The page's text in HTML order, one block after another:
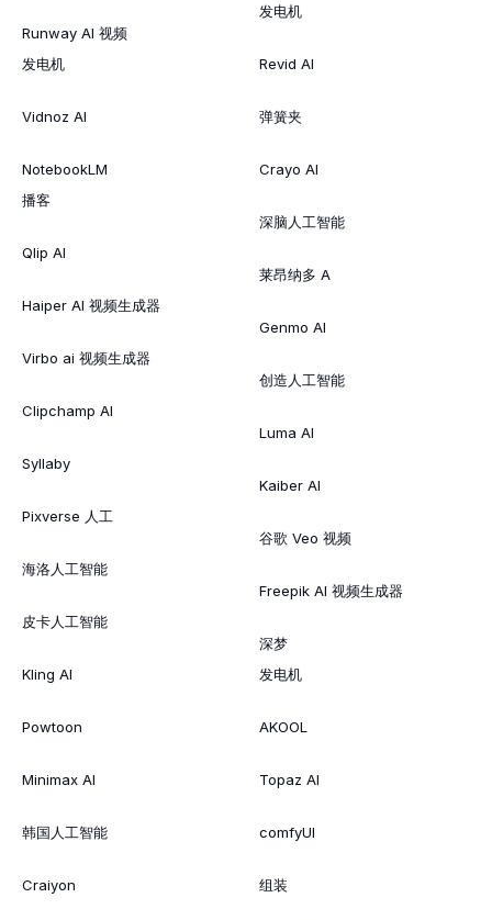
Runway AI 视频
发电机
Vidnoz AI
NotebookLM
播客
Qlip AI
Haiper AI 视频生成器
Virbo ai 视频生成器
Clipchamp AI
Syllaby
Pixverse 人工
海洛人工智能
皮卡人工智能
Kling AI
Powtoon
Minimax AI
韩国人工智能
Craiyon
发电机
Revid AI
弹簧夹
Crayo AI
深脑人工智能
莱昂纳多 A
Genmo AI
创造人工智能
Luma AI
Kaiber AI
谷歌 Veo 视频
Freepik AI 视频生成器
深梦
发电机
AKOOL
Topaz AI
comfyUI
组装